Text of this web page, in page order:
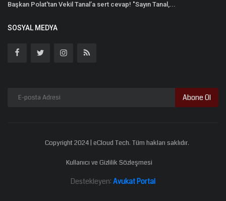
Başkan Polat'tan Vekil Tanal’a sert cevap! "Sayın Tanal,...
SOSYAL MEDYA
Abone Ol
Copyright 2024 | eCloud Tech. Tüm hakları saklıdır.
Kullanıcı ve Gizlilik Sözleşmesi
Destekleyen: Avukat Portal